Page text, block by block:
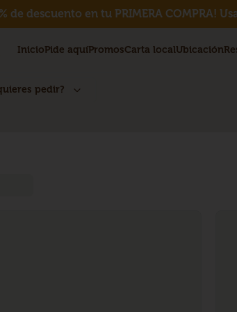
de descuento en tu PRIMERA COMPRA!
InicioPide aquíPromosCarta localUbicación
pedir?